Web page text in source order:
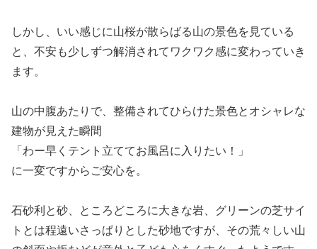
こんな山の中に…
子連れキャンパーが楽しめるようなキャンプ場が…
あるの？？